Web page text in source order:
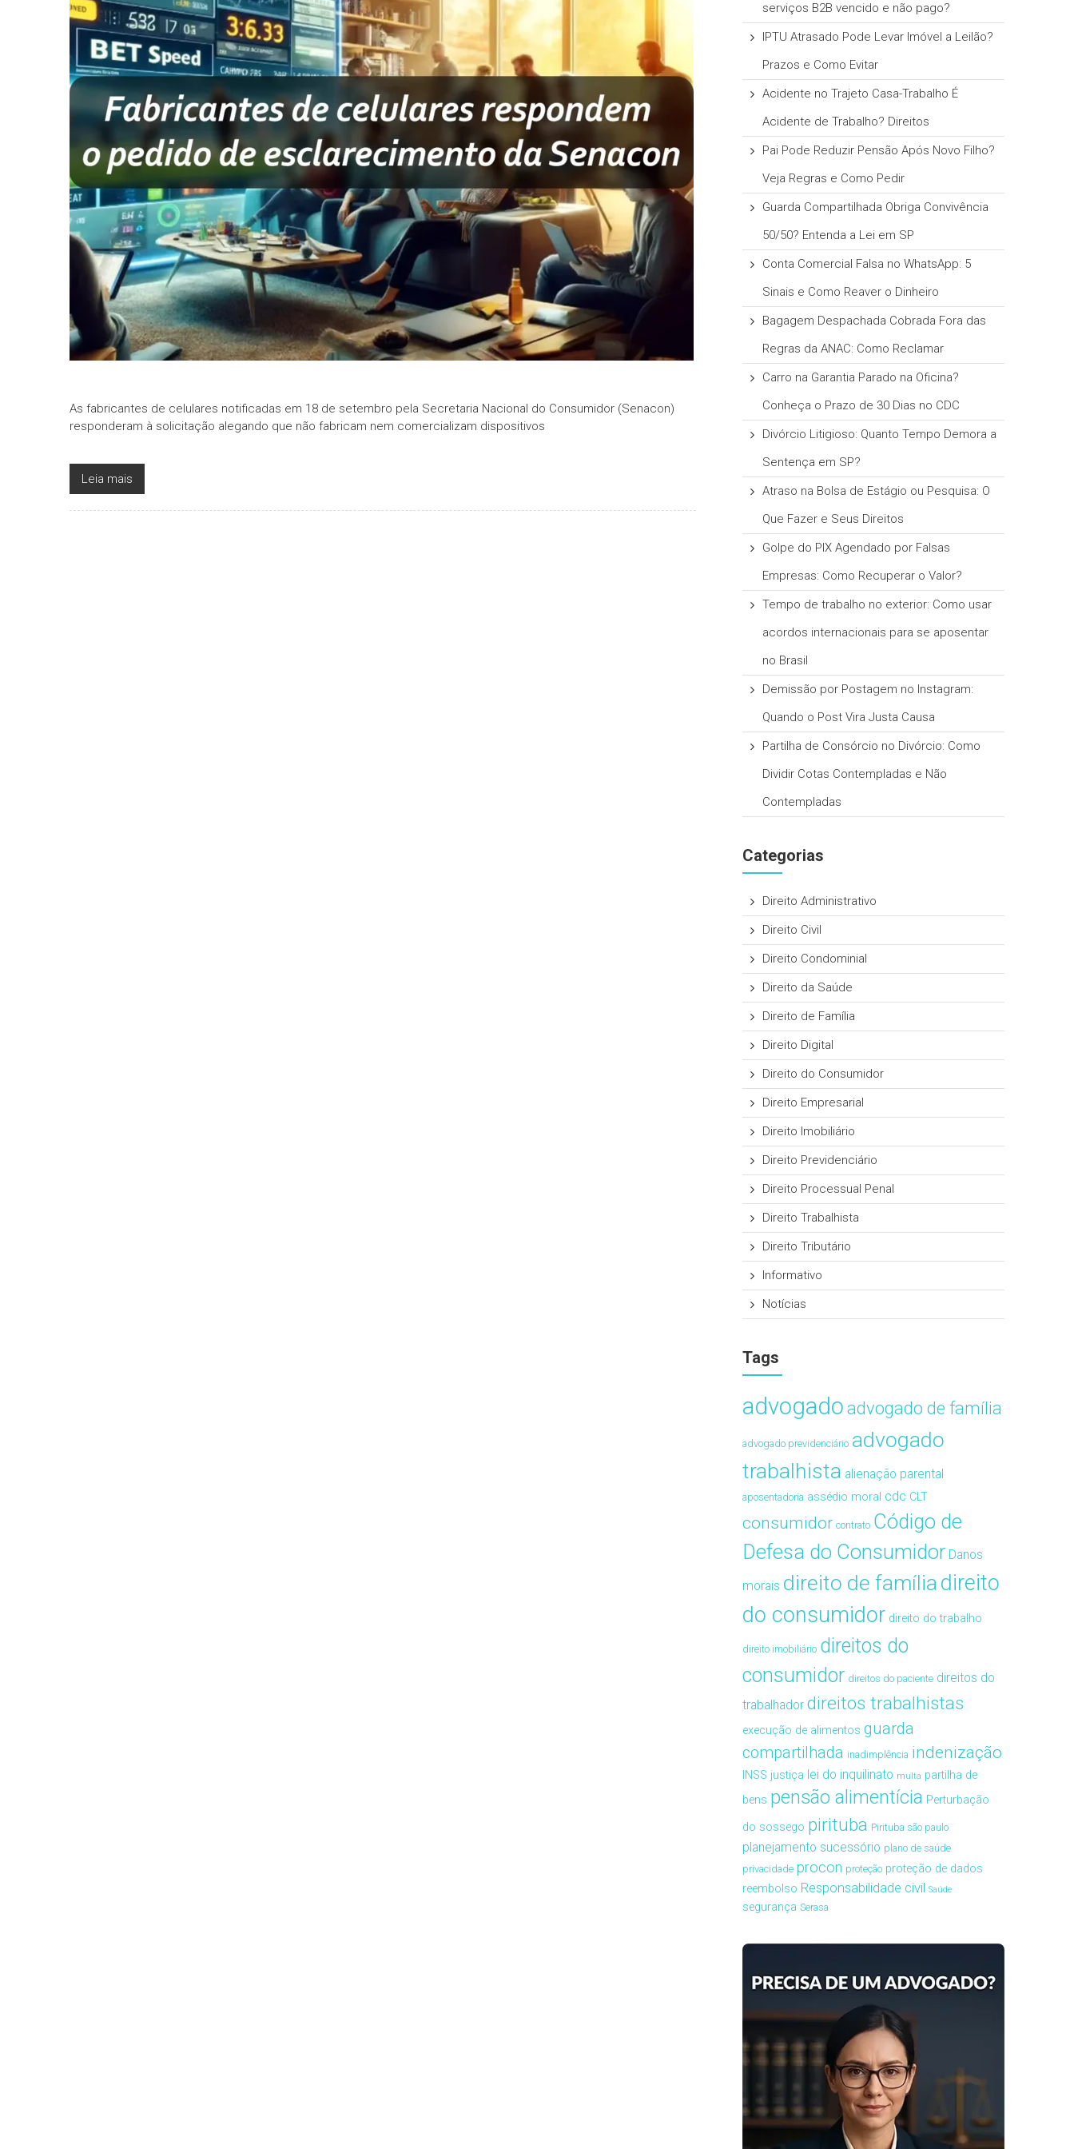
informe-nos
a sua
necessidade.
As fabricantes de celulares notificadas em 18 de setembro pela Secretaria Nacional do Consumidor (Senacon)
responderam à solicitação alegando que não fabricam nem comercializam dispositivos
Leia mais
serviços B2B vencido e não pago?
IPTU Atrasado Pode Levar Imóvel a Leilão?
Prazos e Como Evitar
Acidente no Trajeto Casa-Trabalho É
Acidente de Trabalho? Direitos
Pai Pode Reduzir Pensão Após Novo Filho?
Veja Regras e Como Pedir
Guarda Compartilhada Obriga Convivência
50/50? Entenda a Lei em SP
Conta Comercial Falsa no WhatsApp: 5
Sinais e Como Reaver o Dinheiro
Bagagem Despachada Cobrada Fora das
Regras da ANAC: Como Reclamar
Carro na Garantia Parado na Oficina?
Conheça o Prazo de 30 Dias no CDC
Divórcio Litigioso: Quanto Tempo Demora a
Sentença em SP?
Atraso na Bolsa de Estágio ou Pesquisa: O
Que Fazer e Seus Direitos
Golpe do PIX Agendado por Falsas
Empresas: Como Recuperar o Valor?
Tempo de trabalho no exterior: Como usar
acordos internacionais para se aposentar
no Brasil
Demissão por Postagem no Instagram:
Quando o Post Vira Justa Causa
Partilha de Consórcio no Divórcio: Como
Dividir Cotas Contempladas e Não
Contempladas
Categorias
Direito Administrativo
Direito Civil
Direito Condominial
Direito da Saúde
Direito de Família
Direito Digital
Direito do Consumidor
Direito Empresarial
Direito Imobiliário
Direito Previdenciário
Direito Processual Penal
Direito Trabalhista
Direito Tributário
Informativo
Notícias
Tags
advogado advogado de família
advogado previdenciário advogado
trabalhista alienação parental
aposentadoria assédio moral cdc CLT
consumidor contrato Código de
Defesa do Consumidor Danos
morais direito de famíliadireito
do consumidor direito do trabalho
direito imobiliário direitos do
consumidor direitos do paciente direitos do
trabalhador direitos trabalhistas
execução de alimentos guarda
compartilhada inadimplência indenização
INSS justiça lei do inquilinato multa partilha de
bens pensão alimentícia Perturbação
do sossego pirituba Pirituba são paulo
planejamento sucessório plano de saúde
privacidade procon proteção proteção de dados
reembolso Responsabilidade civil Saúde
segurança Serasa